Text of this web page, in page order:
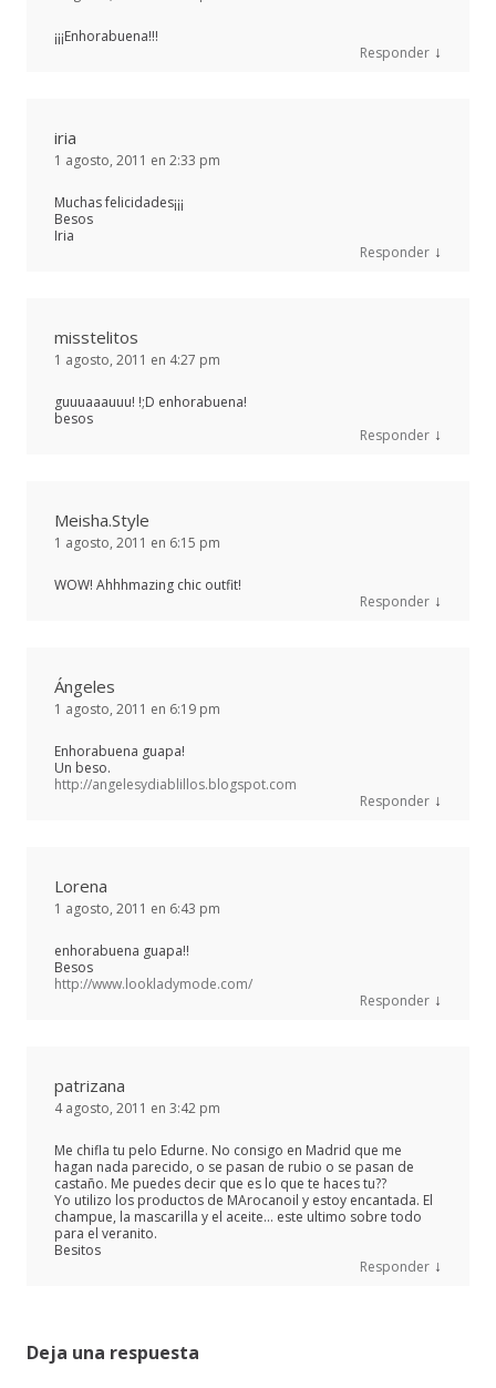
¡¡¡Enhorabuena!!!
Responder ↓
iria
1 agosto, 2011 en 2:33 pm
Muchas felicidades¡¡¡
Besos
Iria
Responder ↓
misstelitos
1 agosto, 2011 en 4:27 pm
guuuaaauuu! !;D enhorabuena!
besos
Responder ↓
Meisha.Style
1 agosto, 2011 en 6:15 pm
WOW! Ahhhmazing chic outfit!
Responder ↓
Ángeles
1 agosto, 2011 en 6:19 pm
Enhorabuena guapa!
Un beso.
http://angelesydiablillos.blogspot.com
Responder ↓
Lorena
1 agosto, 2011 en 6:43 pm
enhorabuena guapa!!
Besos
http://www.lookladymode.com/
Responder ↓
patrizana
4 agosto, 2011 en 3:42 pm
Me chifla tu pelo Edurne. No consigo en Madrid que me
hagan nada parecido, o se pasan de rubio o se pasan de
castaño. Me puedes decir que es lo que te haces tu??
Yo utilizo los productos de MArocanoil y estoy encantada. El
champue, la mascarilla y el aceite… este ultimo sobre todo
para el veranito.
Besitos
Responder ↓
Deja una respuesta